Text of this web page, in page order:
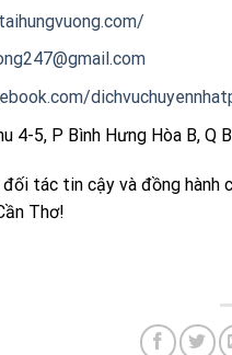
4-5, P Bình Hưng Hòa B, Q
tác tin cậy và đồng hành
Thơ!